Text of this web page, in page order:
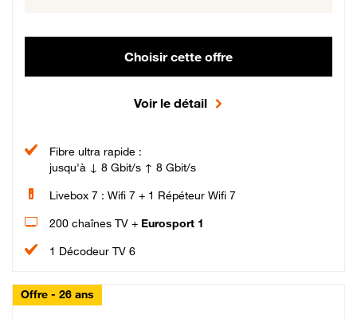
Choisir cette offre
Voir le détail
Fibre ultra rapide :
jusqu'à ↓ 8 Gbit/s ↑ 8 Gbit/s
Livebox 7 : Wifi 7 + 1 Répéteur Wifi 7
200 chaînes TV + Eurosport 1
1 Décodeur TV 6
Offre - 26 ans